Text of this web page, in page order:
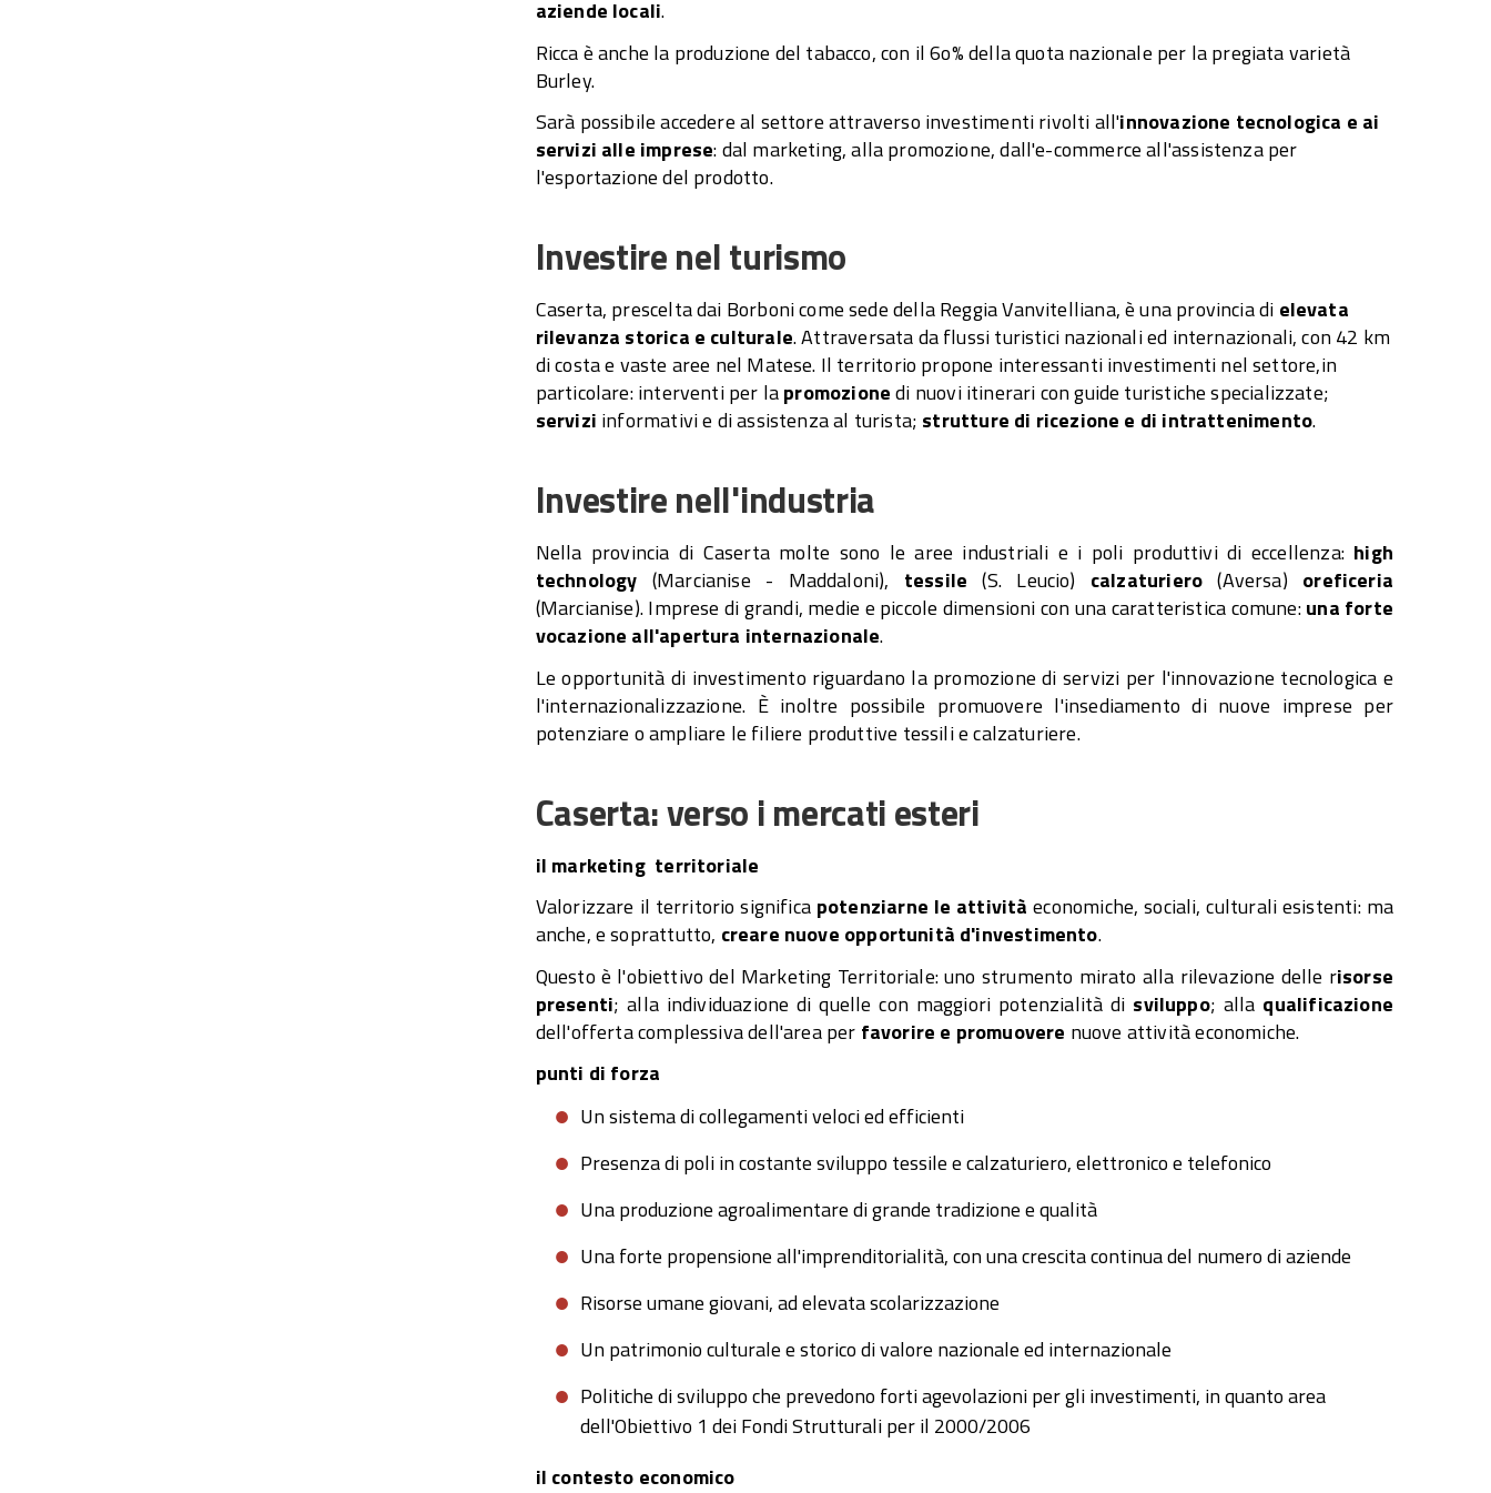
aziende locali.
Ricca è anche la produzione del tabacco, con il 6o% della quota nazionale per la pregiata varietà
Burley.
Sarà possibile accedere al settore attraverso investimenti rivolti all'innovazione tecnologica e ai
servizi alle imprese: dal marketing, alla promozione, dall'e-commerce all'assistenza per
l'esportazione del prodotto.
Investire nel turismo
Caserta, prescelta dai Borboni come sede della Reggia Vanvitelliana, è una provincia di elevata
rilevanza storica e culturale. Attraversata da flussi turistici nazionali ed internazionali, con 42 km
di costa e vaste aree nel Matese. Il territorio propone interessanti investimenti nel settore,in
particolare: interventi per lapromozionedi nuovi itinerari con guide turistiche specializzate;
servizi informativi e di assistenza al turista; strutture di ricezione e di intrattenimento.
Investire nell'industria
Nella provincia di Caserta molte sono le aree industriali e i poli produttivi di eccellenza: high
technology (Marcianise - Maddaloni), tessile (S. Leucio) calzaturiero (Aversa) oreficeria
(Marcianise). Imprese di grandi, medie e piccole dimensioni con una caratteristica comune:una forte
vocazione all'apertura internazionale.
Le opportunità di investimento riguardano la promozione di servizi per l'innovazione tecnologica e
l'internazionalizzazione. È inoltre possibile promuovere l'insediamento di nuove imprese per
potenziare o ampliare le filiere produttive tessili e calzaturiere.
Caserta: verso i mercati esteri
il marketing territoriale
Valorizzare il territorio significa potenziarne le attività economiche, sociali, culturali esistenti: ma
anche, e soprattutto, creare nuove opportunità d'investimento.
Questo è l'obiettivo del Marketing Territoriale: uno strumento mirato alla rilevazione delle risorse
presenti; alla individuazione di quelle con maggiori potenzialità di sviluppo; alla qualificazione
dell'offerta complessiva dell'area per favorire e promuovere nuove attività economiche.
punti di forza
Un sistema di collegamenti veloci ed efficienti
Presenza di poli in costante sviluppo tessile e calzaturiero, elettronico e telefonico
Una produzione agroalimentare di grande tradizione e qualità
Una forte propensione all'imprenditorialità, con una crescita continua del numero di aziende
Risorse umane giovani, ad elevata scolarizzazione
Un patrimonio culturale e storico di valore nazionale ed internazionale
Politiche di sviluppo che prevedono forti agevolazioni per gli investimenti, in quanto area
dell'Obiettivo 1 dei Fondi Strutturali per il 2000/2006
il contesto economico